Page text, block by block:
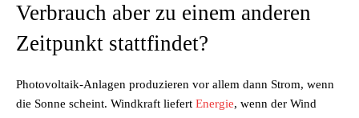
Verbrauch aber zu einem anderen
Zeitpunkt stattfindet?
Photovoltaik-Anlagen produzieren vor allem dann Strom, wenn
die Sonne scheint. Windkraft liefert Energie, wenn der Wind